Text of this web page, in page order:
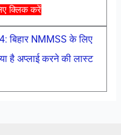
क्लिक करें
बिहार NMMSS के लिए
है अप्लाई करने की लास्ट